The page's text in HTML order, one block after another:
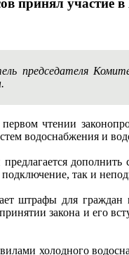
принял участие
председателя
чтении
водоснабжения и
так и
штрафы для
закона и его
холодного